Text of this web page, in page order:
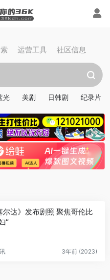
运营工具 社区信息
光 美剧 日韩剧 纪录片
尔达》发布剧照 聚焦哥伦比
”
3年前 (2023)